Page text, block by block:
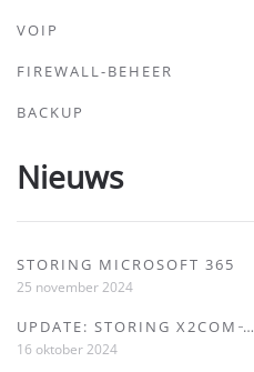
VOIP
FIREWALL-BEHEER
BACKUP
Nieuws
STORING MICROSOFT 365
25 november 2024
UPDATE: STORING X2COM ̵…
16 oktober 2024